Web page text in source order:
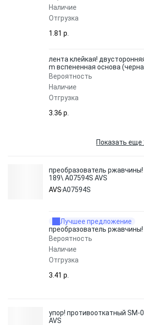
Наличие
Отгрузка
1.81 p.
лента клейкая!
m вспененная основа
Вероятность
Наличие
Отгрузка
3.36 p.
Показать
преобразователь ржавчины!
189\ A07594S AVS
AVSA07594S
Лучшее предложение
преобразователь
Вероятность
Наличие
Отгрузка
3.41 p.
упор! противооткатный SM-
AVS